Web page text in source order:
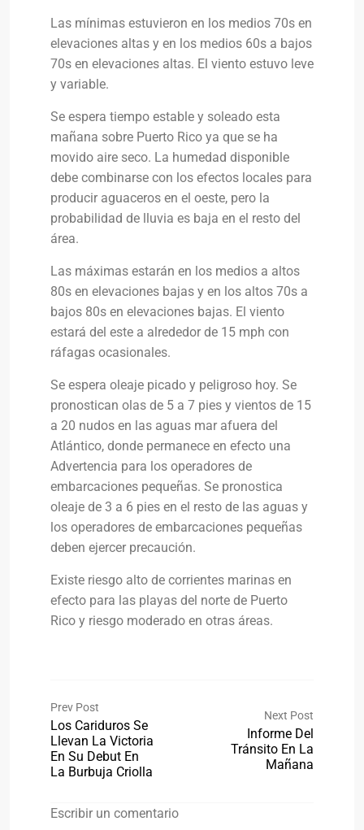
Las mínimas estuvieron en los medios 70s en
elevaciones altas y en los medios 60s a bajos
70s en elevaciones altas. El viento estuvo leve
y variable.
Se espera tiempo estable y soleado esta
mañana sobre Puerto Rico ya que se ha
movido aire seco. La humedad disponible
debe combinarse con los efectos locales para
producir aguaceros en el oeste, pero la
probabilidad de lluvia es baja en el resto del
área.
Las máximas estarán en los medios a altos
80s en elevaciones bajas y en los altos 70s a
bajos 80s en elevaciones bajas. El viento
estará del este a alrededor de 15 mph con
ráfagas ocasionales.
Se espera oleaje picado y peligroso hoy. Se
pronostican olas de 5 a 7 pies y vientos de 15
a 20 nudos en las aguas mar afuera del
Atlántico, donde permanece en efecto una
Advertencia para los operadores de
embarcaciones pequeñas. Se pronostica
oleaje de 3 a 6 pies en el resto de las aguas y
los operadores de embarcaciones pequeñas
deben ejercer precaución.
Existe riesgo alto de corrientes marinas en
efecto para las playas del norte de Puerto
Rico y riesgo moderado en otras áreas.
Prev Post
Los Cariduros Se
Llevan La Victoria
En Su Debut En
La Burbuja Criolla
Next Post
Informe Del
Tránsito En La
Mañana
Escribir un comentario